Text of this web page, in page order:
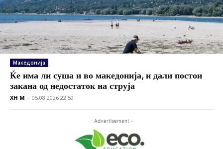
Македонија
Ќе има ли суша и во македонија, и дали постои
закана од недостаток на струја
XH M - 05.08.2026 22:59
- Advertisement -